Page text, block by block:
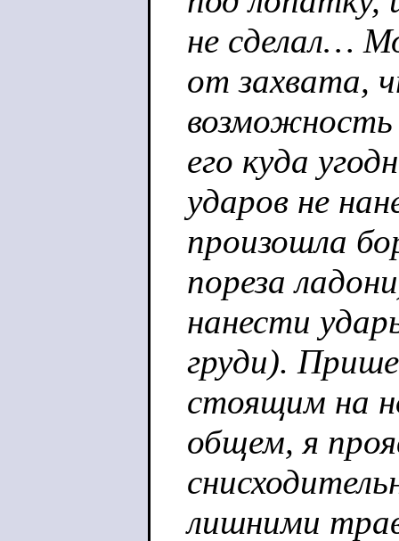
не сделал…
от захвата,
его куда
ударов не
произошла
пореза
нанести
груди).
стоящим на
общем, я
лишними